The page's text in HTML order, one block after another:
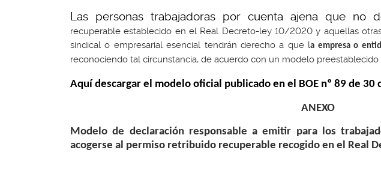
Las personas trabajadoras por cuenta ajena que no
recuperable establecido en el Real Decreto-ley 10/2020 y aquellas
sindical o empresarial esencial tendrán derecho a que la empresa o
reconociendo tal circunstancia, de acuerdo con un modelo
Aquí descargar el modelo oficial publicado en el BOE nº 89 de 30
ANEXO
Modelo de declaración responsable a emitir para los
acogerse al permiso retribuido recuperable recogido en el Real